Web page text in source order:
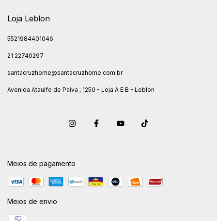
Loja Leblon
5521984401046
21 22740297
santacruzhome@santacruzhome.com.br
Avenida Ataulfo de Paiva , 1250 - Loja A E B - Leblon
Meios de pagamento
Meios de envio